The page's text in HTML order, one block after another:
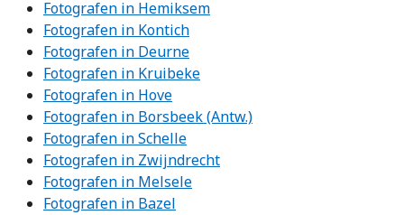
Fotografen in Hemiksem
Fotografen in Kontich
Fotografen in Deurne
Fotografen in Kruibeke
Fotografen in Hove
Fotografen in Borsbeek (Antw.)
Fotografen in Schelle
Fotografen in Zwijndrecht
Fotografen in Melsele
Fotografen in Bazel